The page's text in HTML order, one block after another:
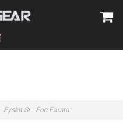
Fyskit Sr - Foc Farsta